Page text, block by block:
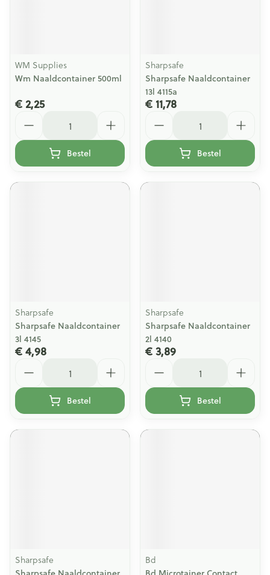
WM Supplies
Wm Naaldcontainer 500ml
€ 2,25
Bestel
Sharpsafe
Sharpsafe Naaldcontainer
13l 4115a
€ 11,78
Bestel
Sharpsafe
Sharpsafe Naaldcontainer
3l 4145
€ 4,98
Bestel
Sharpsafe
Sharpsafe Naaldcontainer
2l 4140
€ 3,89
Bestel
Sharpsafe Bd